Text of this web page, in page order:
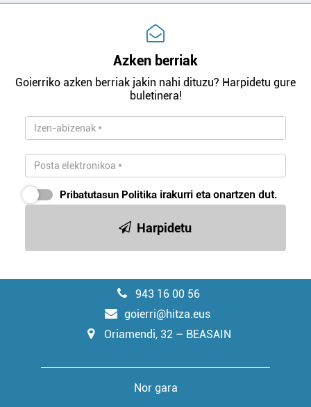
Azken berriak
Goierriko azken berriak jakin nahi dituzu? Harpidetu gure
buletinera!
Pribatutasun Politika irakurri eta onartzen dut.
Harpidetu
943 16 00 56
goierri@hitza.eus
Oriamendi, 32 – BEASAIN
Nor gara